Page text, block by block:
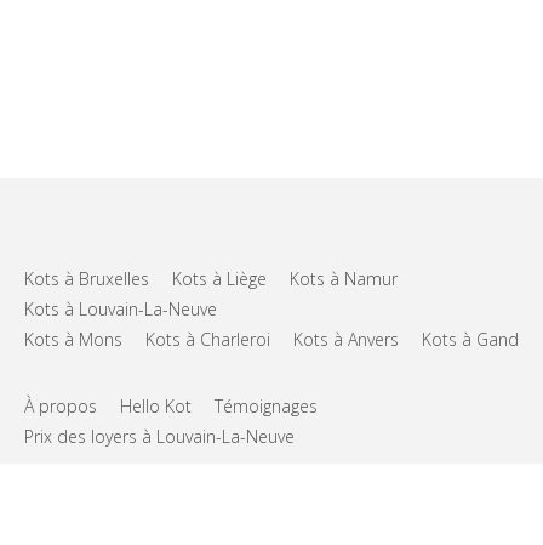
Kots à Bruxelles Kots à Liège
Kots à Namur
Kots à Louvain-La-Neuve
Kots à Mons
Kots à Charleroi Kots à Anvers Kots à Gand
À propos Hello Kot
Témoignages
Prix des loyers à Louvain-La-Neuve